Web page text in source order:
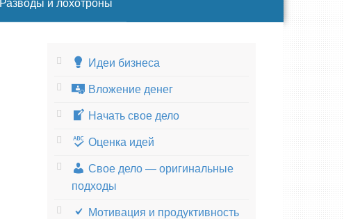
Разводы и лохотроны
Идеи бизнеса
Вложение денег
Начать свое дело
Оценка идей
Свое дело — оригинальные
подходы
Мотивация и продуктивность